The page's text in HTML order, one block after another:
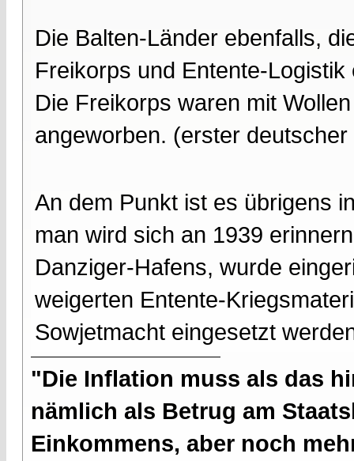
Die Balten-Länder ebenfalls,
Freikorps und Entente-
Die Freikorps waren mit
angeworben. (erster
An dem Punkt ist es übrigens
man wird sich an 1939
Danziger-Hafens, wurde
weigerten Entente-
Sowjetmacht eingesetzt
"Die Inflation muss als das
nämlich als Betrug am
Einkommens, aber noch